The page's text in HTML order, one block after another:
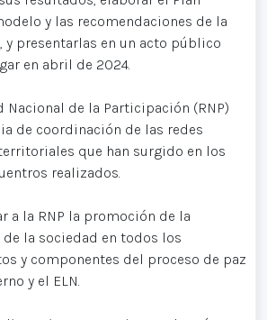
y las recomendaciones de la
y presentarlas en un acto público
en abril de 2024.
Nacional de la Participación (RNP)
de coordinación de las redes
que han surgido en los
realizados.
a la RNP la promoción de la
la sociedad en todos los
y componentes del proceso de paz
y el ELN.